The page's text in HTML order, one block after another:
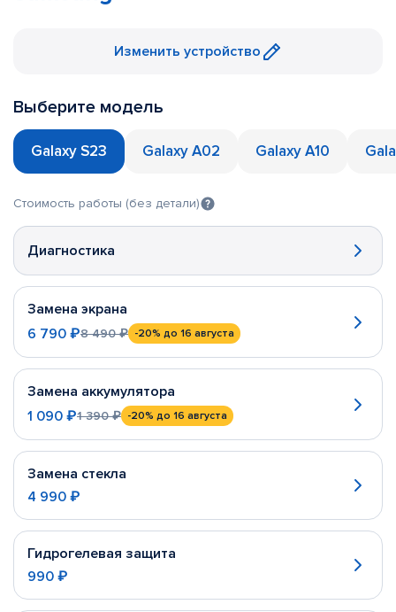
Изменить устройство
Выберите модель
Galaxy S23 Galaxy A02 Galaxy A10
Стоимость работы (без детали)
Диагностика
Замена экрана
6 790 ₽8 490 ₽ -20% до 16 августа
Замена аккумулятора
1 090 ₽1 390 ₽ -20% до 16 августа
Замена стекла
4 990 ₽
Гидрогелевая защита
990 ₽